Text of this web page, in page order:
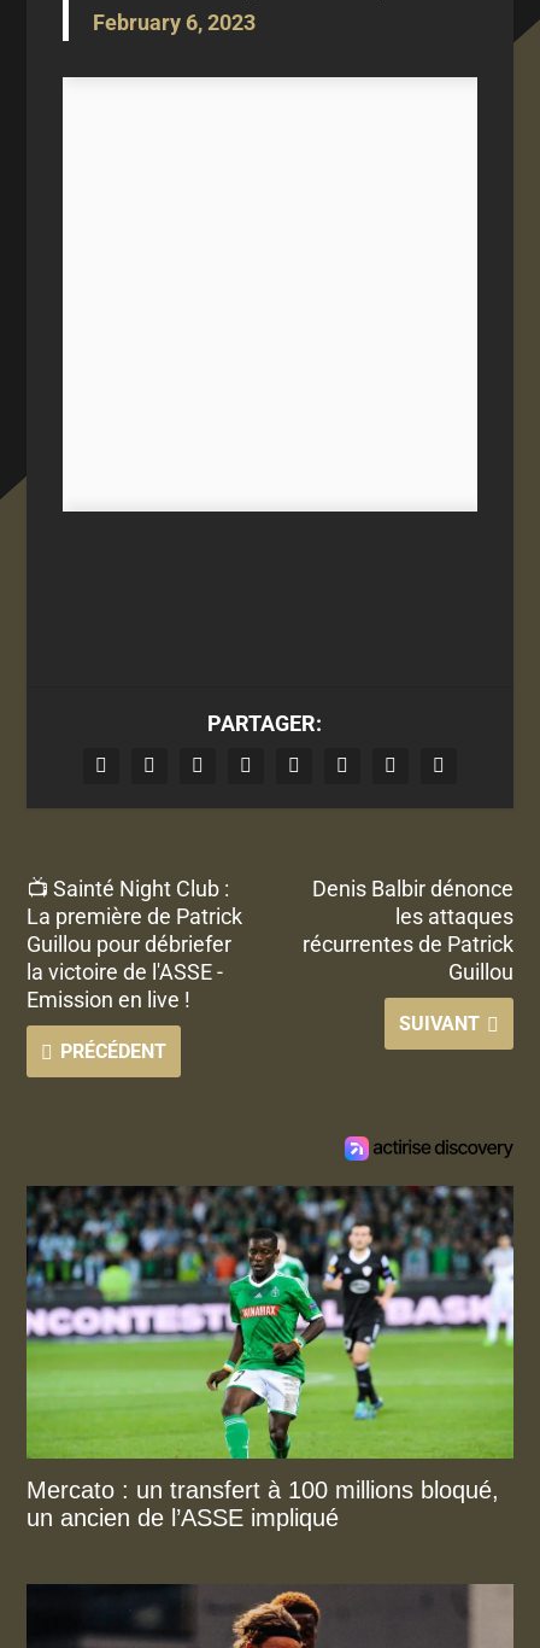
February 6, 2023
PARTAGER:
📺 Sainté Night Club :
La première de Patrick
Guillou pour débriefer
la victoire de l'ASSE -
Emission en live !
PRÉCÉDENT
Denis Balbir dénonce
les attaques
récurrentes de Patrick
Guillou
SUIVANT
Mercato : un transfert à 100 millions bloqué,
un ancien de l’ASSE impliqué